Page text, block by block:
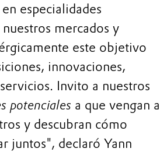
especialidades
mercados y
este objetivo
innovaciones,
Invito a nuestros
potenciales a que vengan a
y descubran cómo
juntos", declaró Yann